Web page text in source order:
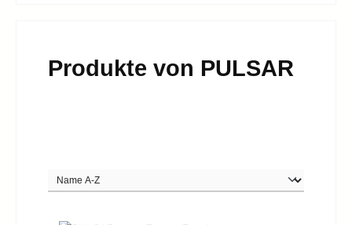
Produkte von PULSAR